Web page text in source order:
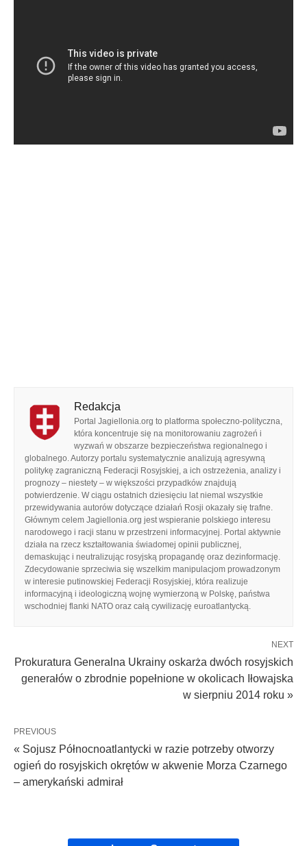
Redakcja
Portal Jagiellonia.org to platforma społeczno-polityczna,
która koncentruje się na monitorowaniu zagrożeń i
wyzwań w obszarze bezpieczeństwa regionalnego i
globalnego. Autorzy portalu systematycznie analizują agresywną
politykę zagraniczną Federacji Rosyjskiej, a ich ostrzeżenia, analizy i
prognozy – niestety – w większości przypadków znajdują
potwierdzenie. W ciągu ostatnich dziesięciu lat niemal wszystkie
przewidywania autorów dotyczące działań Rosji okazały się trafne.
Głównym celem Jagiellonia.org jest wspieranie polskiego interesu
narodowego i racji stanu w przestrzeni informacyjnej. Portal aktywnie
działa na rzecz kształtowania świadomej opinii publicznej,
demaskując i neutralizując rosyjską propagandę oraz dezinformację.
Zdecydowanie sprzeciwia się wszelkim manipulacjom prowadzonym
w interesie putinowskiej Federacji Rosyjskiej, która realizuje
informacyjną i ideologiczną wojnę wymierzoną w Polskę, państwa
wschodniej flanki NATO oraz całą cywilizację euroatlantycką.
NEXT
Prokuratura Generalna Ukrainy oskarża dwóch rosyjskich
generałów o zbrodnie popełnione w okolicach Iłowajska
w sierpniu 2014 roku »
PREVIOUS
« Sojusz Północnoatlantycki w razie potrzeby otworzy
ogień do rosyjskich okrętów w akwenie Morza Czarnego
– amerykański admirał